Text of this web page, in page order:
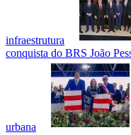
infraestrutura
conquista do BRS João
urbana